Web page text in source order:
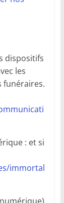
dispositifs
les
funéraires.
: et si
immortal